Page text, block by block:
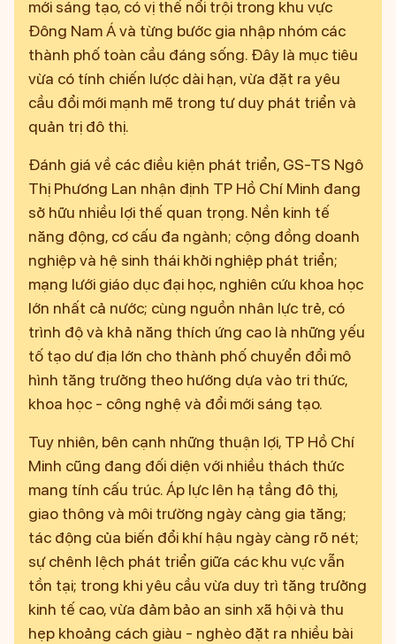
mới sáng tạo, có vị thế nổi trội trong khu vực
Đông Nam Á và từng bước gia nhập nhóm các
thành phố toàn cầu đáng sống. Đây là mục tiêu
vừa có tính chiến lược dài hạn, vừa đặt ra yêu
cầu đổi mới mạnh mẽ trong tư duy phát triển và
quản trị đô thị.
Đánh giá về các điều kiện phát triển, GS-TS Ngô
Thị Phương Lan nhận định TP Hồ Chí Minh đang
sở hữu nhiều lợi thế quan trọng. Nền kinh tế
năng động, cơ cấu đa ngành; cộng đồng doanh
nghiệp và hệ sinh thái khởi nghiệp phát triển;
mạng lưới giáo dục đại học, nghiên cứu khoa học
lớn nhất cả nước; cùng nguồn nhân lực trẻ, có
trình độ và khả năng thích ứng cao là những yếu
tố tạo dư địa lớn cho thành phố chuyển đổi mô
hình tăng trưởng theo hướng dựa vào tri thức,
khoa học - công nghệ và đổi mới sáng tạo.
Tuy nhiên, bên cạnh những thuận lợi, TP Hồ Chí
Minh cũng đang đối diện với nhiều thách thức
mang tính cấu trúc. Áp lực lên hạ tầng đô thị,
giao thông và môi trường ngày càng gia tăng;
tác động của biến đổi khí hậu ngày càng rõ nét;
sự chênh lệch phát triển giữa các khu vực vẫn
tồn tại; trong khi yêu cầu vừa duy trì tăng trưởng
kinh tế cao, vừa đảm bảo an sinh xã hội và thu
hẹp khoảng cách giàu - nghèo đặt ra nhiều bài